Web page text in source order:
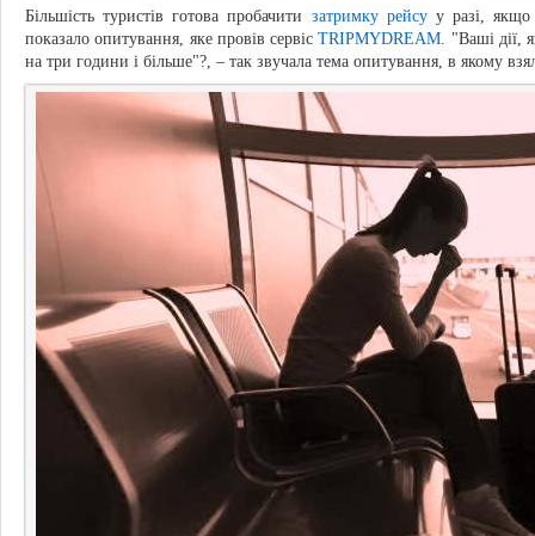
Більшість туристів готова пробачити затримку рейсуу разі, якщо
показало опитування, яке провів сервісTRIPMYDREAM. "Ваші дії,
на три години і більше"?, – так звучала тема опитування, в якому